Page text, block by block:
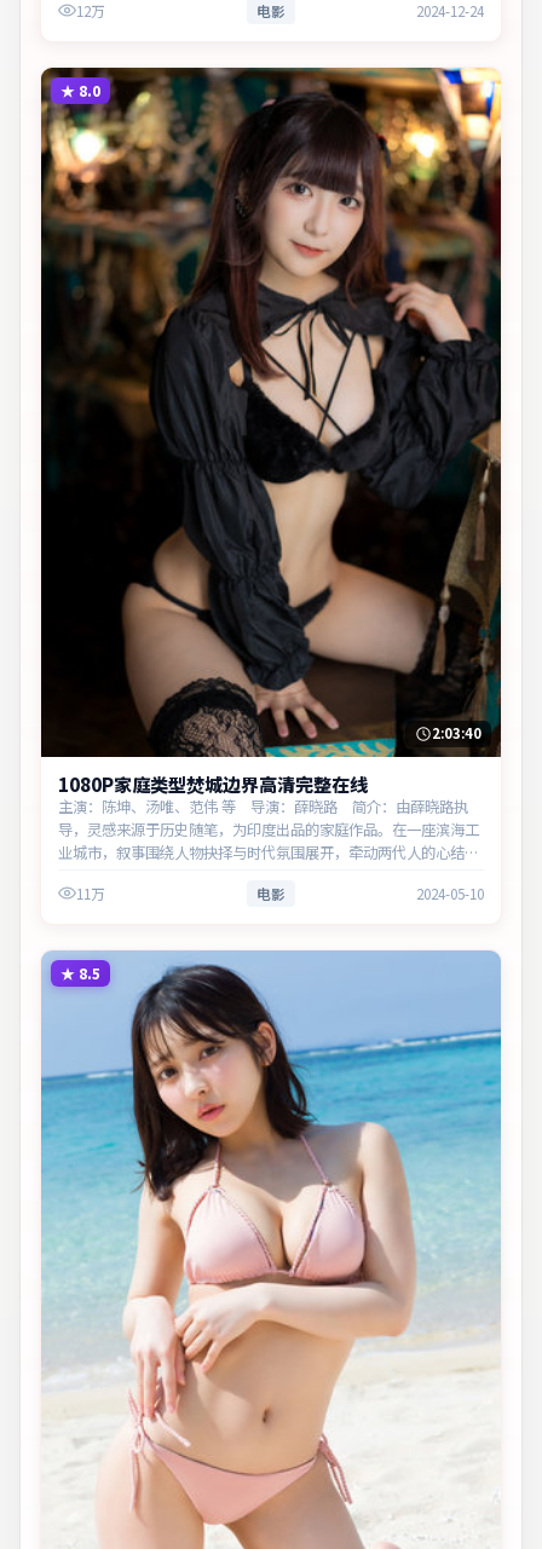
12万 电影 2024-12-24
★ 8.0
2:03:40
1080P家庭类型焚城边界高清完整在线
主演：陈坤、汤唯、范伟 等 导演：薛晓路 简介：由薛晓路执
导，灵感来源于历史随笔，为印度出品的家庭作品。在一座滨海工
业城市，叙事围绕人物抉择与时代氛围展开，牵动两代人的心结与
11万 电影 2024-05-10
★ 8.5